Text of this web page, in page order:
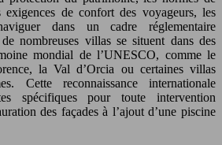
exigences de confort des voyageurs, les
dans un cadre réglementaire
nombreuses villas se situent dans des
mondial de l’UNESCO, comme le
la Val d’Orcia ou certaines villas
Cette reconnaissance internationale
spécifiques pour toute intervention
des façades à l’ajout d’une piscine